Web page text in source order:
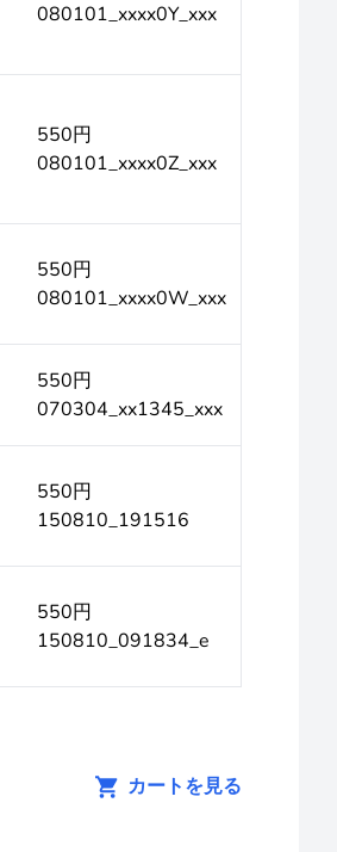
080101_xxxx0Y_xxx
550円
080101_xxxx0Z_xxx
550円
080101_xxxx0W_xxx
550円
070304_xx1345_xxx
550円
150810_191516
550円
150810_091834_e
カートを見る